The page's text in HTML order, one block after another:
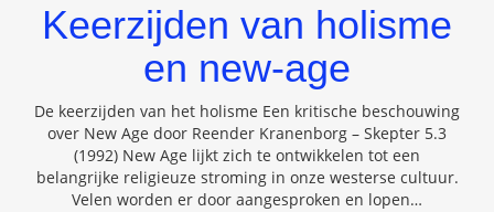
Keerzijden van holisme
en new-age
De keerzijden van het holisme Een kritische beschouwing
over New Age door Reender Kranenborg – Skepter 5.3
(1992) New Age lijkt zich te ontwikkelen tot een
belangrijke religieuze stroming in onze westerse cultuur.
Velen worden er door aangesproken en lopen…